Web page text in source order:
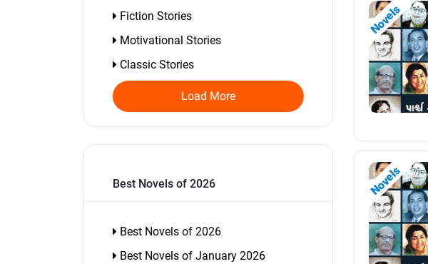
Fiction Stories
Motivational Stories
Classic Stories
Load More
Best Novels of 2026
Best Novels of 2026
Best Novels of January 2026
Novels
Novels